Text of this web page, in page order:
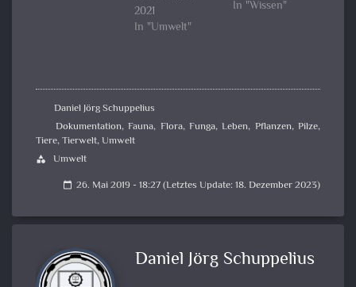
2021
In "Umwelt"
In "Wissen"
Daniel Jörg Schuppelius
Dokumentation,Fauna, Flora,Funga,Leben, Pflanzen,Pilze,
Tiere,Tierwelt,Umwelt
category Umwelt
calendar_today 26. Mai 2019 - 18:27 (Letztes Update: 18. Dezember 2023)
Daniel Jörg Schuppelius